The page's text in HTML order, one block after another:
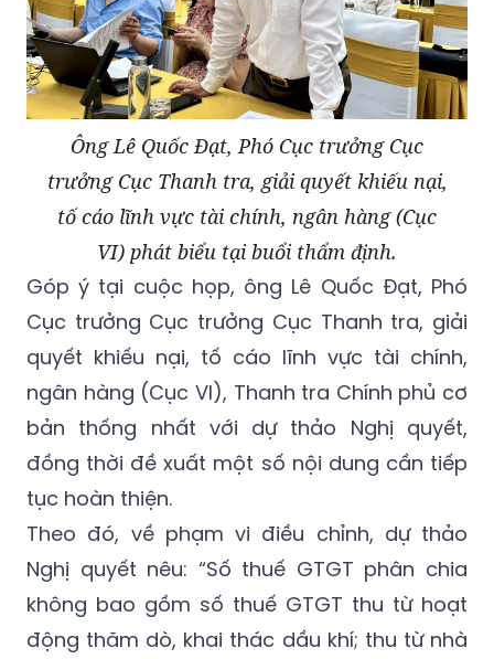
Ông Lê Quốc Đạt, Phó Cục trưởng Cục
trưởng Cục Thanh tra, giải quyết khiếu nại,
tố cáo lĩnh vực tài chính, ngân hàng (Cục
VI) phát biểu tại buổi thẩm định.
Góp ý tại cuộc họp, ông Lê Quốc Đạt, Phó
Cục trưởng Cục trưởng Cục Thanh tra, giải
quyết khiếu nại, tố cáo lĩnh vực tài chính,
ngân hàng (Cục VI), Thanh tra Chính phủ cơ
bản thống nhất với dự thảo Nghị quyết,
đồng thời đề xuất một số nội dung cần tiếp
tục hoàn thiện.
Theo đó, về phạm vi điều chỉnh, dự thảo
Nghị quyết nêu: “Số thuế GTGT phân chia
không bao gồm số thuế GTGT thu từ hoạt
động thăm dò, khai thác dầu khí; thu từ nhà